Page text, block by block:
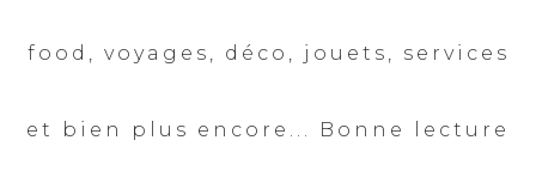
food, voyages, déco, jouets, services
et bien plus encore... Bonne lecture